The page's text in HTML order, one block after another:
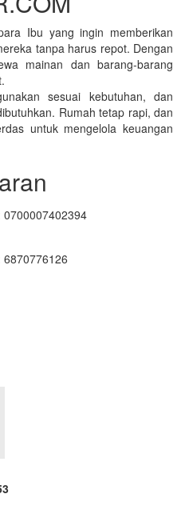
Ibu yang ingin memberikan
tanpa harus repot. Dengan
mainan dan barang-barang
sesuai kebutuhan, dan
Rumah tetap rapi, dan
untuk mengelola keuangan
0700007402394
6870776126